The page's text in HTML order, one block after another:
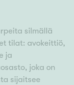
silmällä
tilat: avokeittiö,
ja
joka on
sijaitsee